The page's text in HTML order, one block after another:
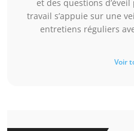
et des questions
travail s’appuie sur une
entretiens réguliers
Voir